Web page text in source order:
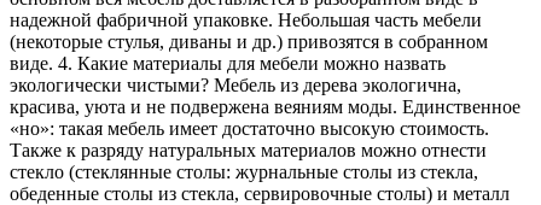
надежной фабричной упаковке. Небольшая часть мебели
(некоторые стулья, диваны и др.) привозятся в собранном
виде. 4. Какие материалы для мебели можно назвать
экологически чистыми? Мебель из дерева экологична,
красива, уюта и не подвержена веяниям моды. Единственное
«но»: такая мебель имеет достаточно высокую стоимость.
Также к разряду натуральных материалов можно отнести
стекло (стеклянные столы: журнальные столы из стекла,
обеденные столы из стекла, сервировочные столы) и металл